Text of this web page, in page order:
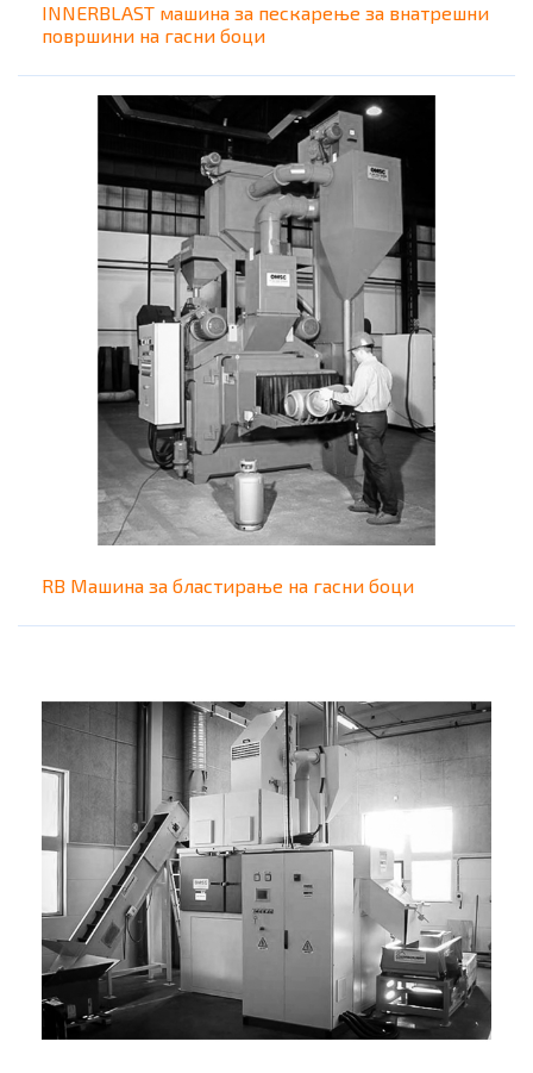
INNERBLAST машина за пескарење за внатрешни
површини на гасни боци
RB Машина за бластирање на гасни боци